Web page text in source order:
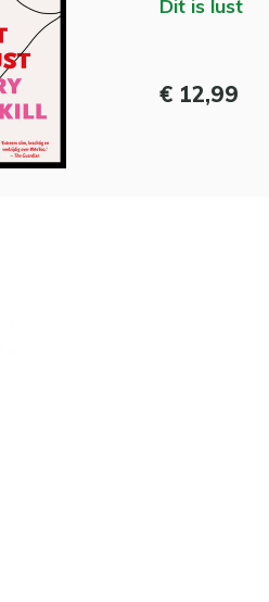
Dit is lust
€ 12,99